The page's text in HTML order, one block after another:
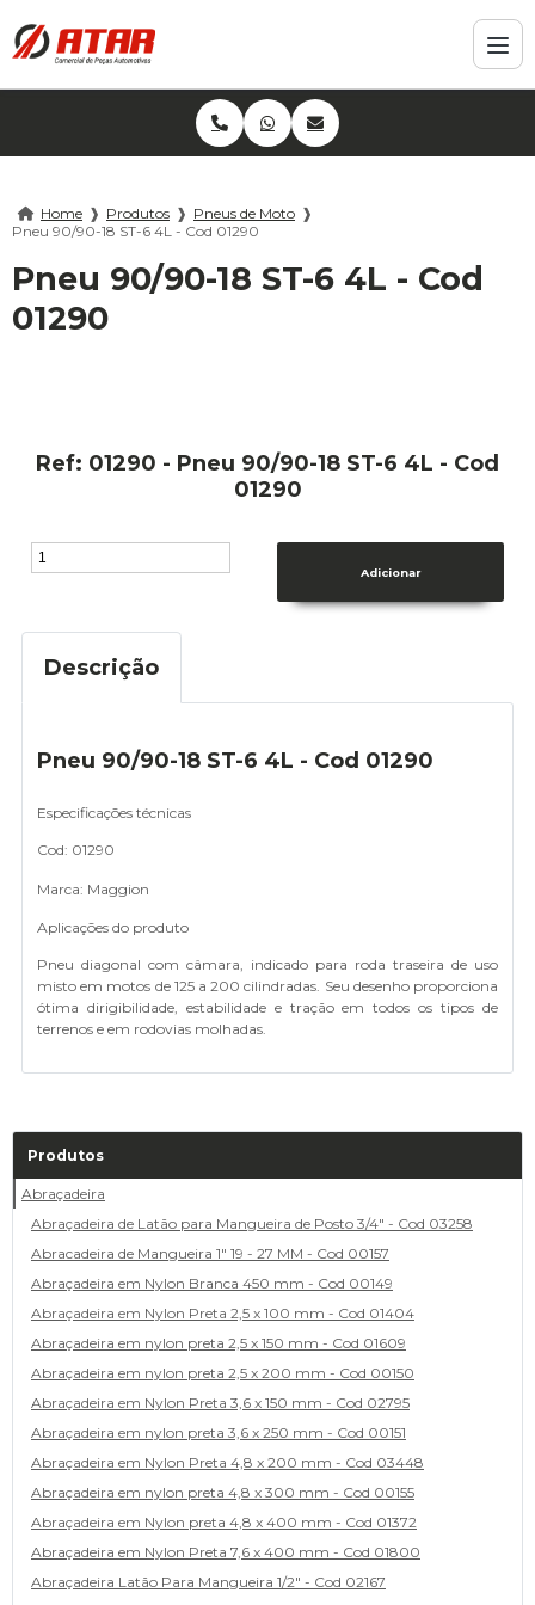
Home ❱ Produtos ❱ Pneus de Moto ❱
Pneu 90/90-18 ST-6 4L - Cod 01290
Pneu 90/90-18 ST-6 4L - Cod
01290
Ref: 01290 - Pneu 90/90-18 ST-6 4L - Cod
01290
Descrição
Pneu 90/90-18 ST-6 4L - Cod 01290
Especificações técnicas
Cod: 01290
Marca: Maggion
Aplicações do produto
Pneu diagonal com câmara, indicado para roda traseira de uso
misto em motos de 125 a 200 cilindradas. Seu desenho proporciona
ótima dirigibilidade, estabilidade e tração em todos os tipos de
terrenos e em rodovias molhadas.
Produtos
Abraçadeira
Abraçadeira de Latão para Mangueira de Posto 3/4" - Cod 03258
Abracadeira de Mangueira 1" 19 - 27 MM - Cod 00157
Abraçadeira em Nylon Branca 450 mm - Cod 00149
Abraçadeira em Nylon Preta 2,5 x 100 mm - Cod 01404
Abraçadeira em nylon preta 2,5 x 150 mm - Cod 01609
Abraçadeira em nylon preta 2,5 x 200 mm - Cod 00150
Abraçadeira em Nylon Preta 3,6 x 150 mm - Cod 02795
Abraçadeira em nylon preta 3,6 x 250 mm - Cod 00151
Abraçadeira em Nylon Preta 4,8 x 200 mm - Cod 03448
Abraçadeira em nylon preta 4,8 x 300 mm - Cod 00155
Abraçadeira em Nylon preta 4,8 x 400 mm - Cod 01372
Abraçadeira em Nylon Preta 7,6 x 400 mm - Cod 01800
Abraçadeira Latão Para Mangueira 1/2" - Cod 02167